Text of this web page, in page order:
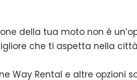
della tua moto non è
che ti aspetta nella
Way Rental e altre opzioni